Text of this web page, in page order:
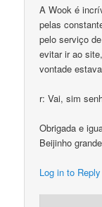
A Wook é
pelas
pelo serviço
evitar ir ao
vontade
r: Vai, sim
Obrigada e
Beijinho grande
Log in to Reply